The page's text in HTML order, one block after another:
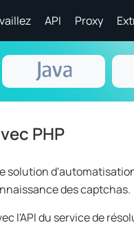
API Proxy
PHP
solution
des captchas.
l'API du service de